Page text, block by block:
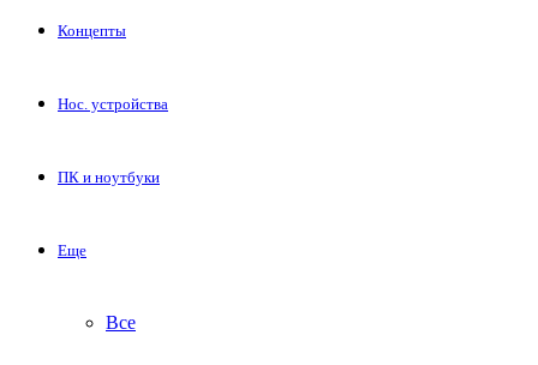
Концепты
Нос. устройства
ПК и ноутбуки
Еще
Все